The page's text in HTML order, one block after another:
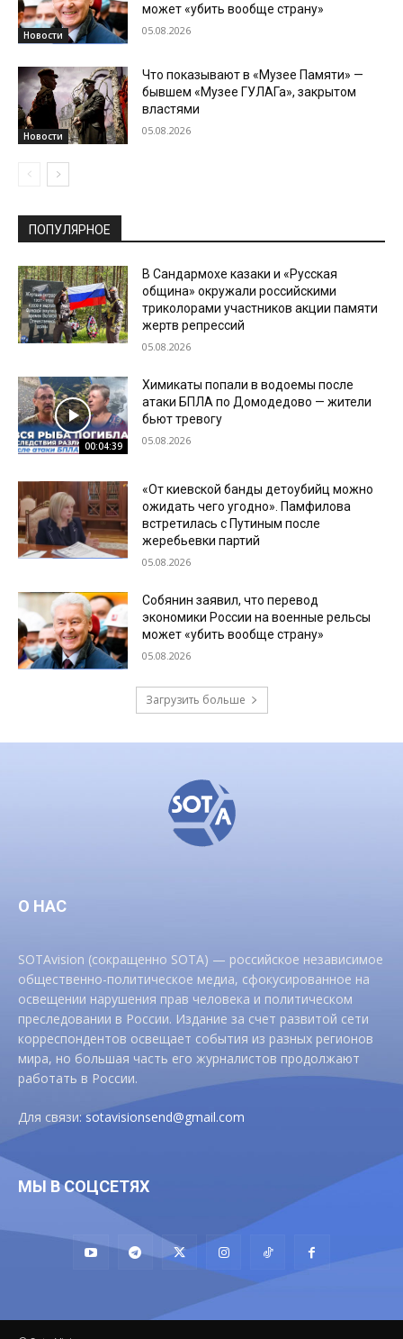
Новости
может «убить вообще страну»
05.08.2026
Новости
Что показывают в «Музее Памяти» —
бывшем «Музее ГУЛАГа», закрытом
властями
05.08.2026
ПОПУЛЯРНОЕ
В Сандармохе казаки и «Русская
община» окружали российскими
триколорами участников акции памяти
жертв репрессий
05.08.2026
00:04:39
Химикаты попали в водоемы после
атаки БПЛА по Домодедово — жители
бьют тревогу
05.08.2026
«От киевской банды детоубийц можно
ожидать чего угодно». Памфилова
встретилась с Путиным после
жеребьевки партий
05.08.2026
Собянин заявил, что перевод
экономики России на военные рельсы
может «убить вообще страну»
05.08.2026
Загрузить больше
О НАС
SOTAvision (сокращенно SOTA) — российское независимое
общественно-политическое медиа, сфокусированное на
освещении нарушения прав человека и политическом
преследовании в России. Издание за счет развитой сети
корреспондентов освещает события из разных регионов
мира, но большая часть его журналистов продолжают
работать в России.
Для связи:sotavisionsend@gmail.com
МЫ В СОЦСЕТЯХ